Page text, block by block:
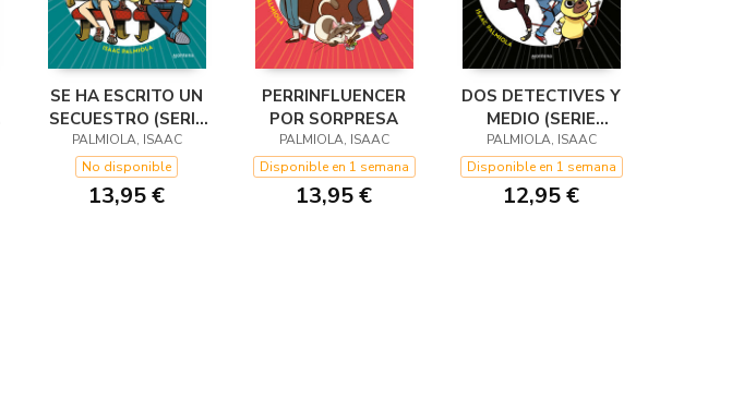
SE HA ESCRITO UN
SECUESTRO (SERIE
PERROCK HOLMES
7)
PALMIOLA, ISAAC
No disponible
13,95 €
PERRINFLUENCER
POR SORPRESA
PALMIOLA, ISAAC
Disponible en 1 semana
13,95 €
DOS DETECTIVES Y
MEDIO (SERIE
PERROCK HOLMES
1)
PALMIOLA, ISAAC
Disponible en 1 semana
12,95 €